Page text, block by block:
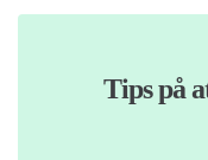
Tips på